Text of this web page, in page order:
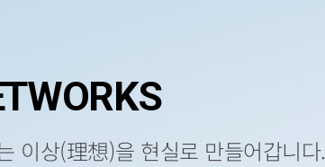
이상(理想)을 현실로 만들어갑니다.